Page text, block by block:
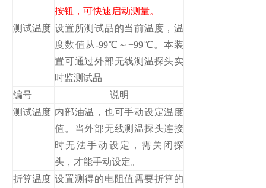
按钮，可快速启动测量。
测试温度 设置所测试品的当前温度，温
度数值从-99℃～+99℃。本装
置可通过外部无线测温探头实
时监测试品
编号
说明
测试温度 内部油温，也可手动设定温度
值。当外部无线测温探头连接
时无法手动设定，需关闭探
头，才能手动设定。
折算温度 设置测得的电阻值需要折算的